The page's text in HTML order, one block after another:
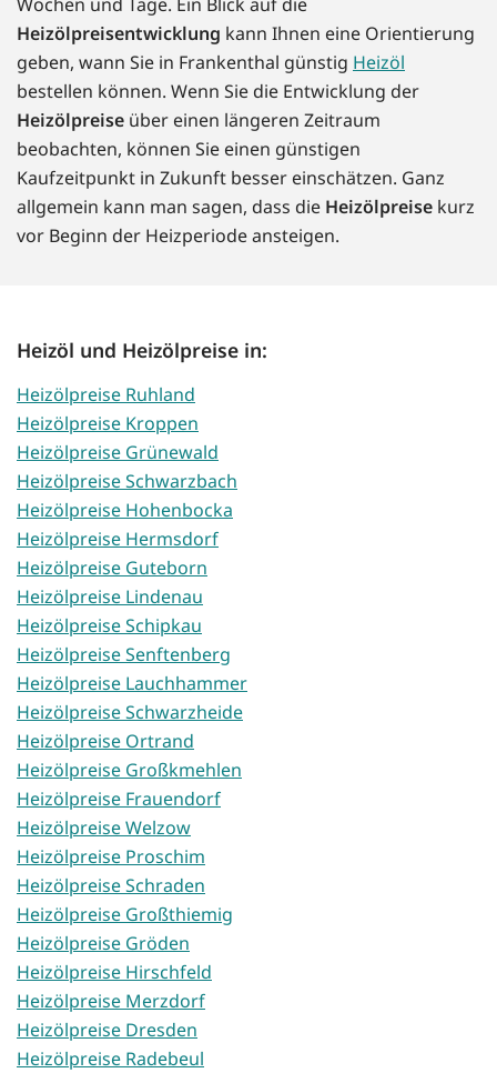
Heizölpreisentwicklung kann Ihnen eine Orientierung
geben, wann Sie in Frankenthal günstig Heizöl
bestellen können. Wenn Sie die Entwicklung der
Heizölpreise über einen längeren Zeitraum
beobachten, können Sie einen günstigen
Kaufzeitpunkt in Zukunft besser einschätzen. Ganz
allgemein kann man sagen, dass die Heizölpreise kurz
vor Beginn der Heizperiode ansteigen.
Heizöl und Heizölpreise in:
Heizölpreise Ruhland
Heizölpreise Kroppen
Heizölpreise Grünewald
Heizölpreise Schwarzbach
Heizölpreise Hohenbocka
Heizölpreise Hermsdorf
Heizölpreise Guteborn
Heizölpreise Lindenau
Heizölpreise Schipkau
Heizölpreise Senftenberg
Heizölpreise Lauchhammer
Heizölpreise Schwarzheide
Heizölpreise Ortrand
Heizölpreise Großkmehlen
Heizölpreise Frauendorf
Heizölpreise Welzow
Heizölpreise Proschim
Heizölpreise Schraden
Heizölpreise Großthiemig
Heizölpreise Gröden
Heizölpreise Hirschfeld
Heizölpreise Merzdorf
Heizölpreise Dresden
Heizölpreise Radebeul